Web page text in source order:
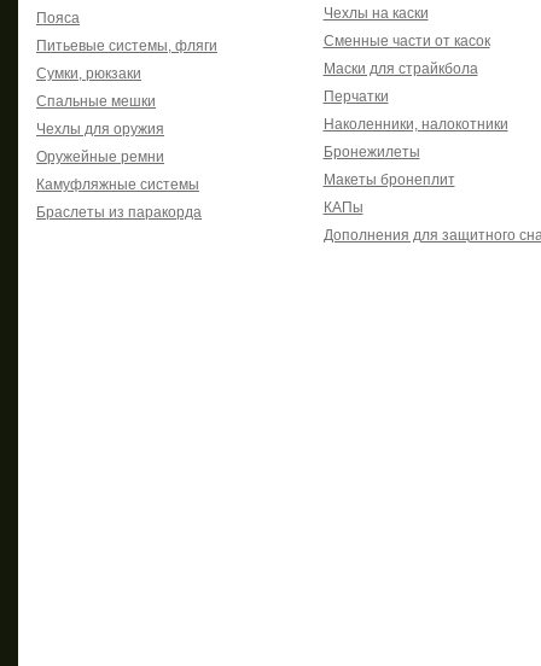
Пояса
Питьевые системы, фляги
Сумки, рюкзаки
Спальные мешки
Чехлы для оружия
Оружейные ремни
Камуфляжные системы
Браслеты из паракорда
Чехлы на каски
Сменные части от касок
Маски для страйкбола
Перчатки
Наколенники, налокотники
Бронежилеты
Макеты бронеплит
КАПы
Дополнения для защитного